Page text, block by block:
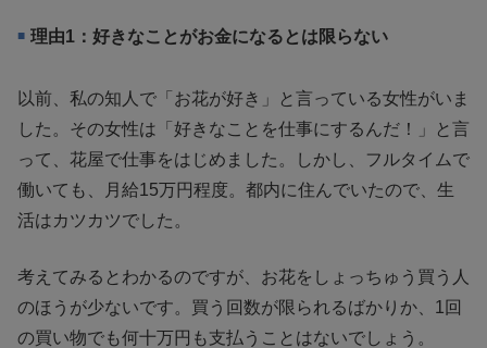
理由1：好きなことがお金になるとは限らない
以前、私の知人で「お花が好き」と言っている女性がいま
した。その女性は「好きなことを仕事にするんだ！」と言
って、花屋で仕事をはじめました。しかし、フルタイムで
働いても、月給15万円程度。都内に住んでいたので、生
活はカツカツでした。
考えてみるとわかるのですが、お花をしょっちゅう買う人
のほうが少ないです。買う回数が限られるばかりか、1回
の買い物でも何十万円も支払うことはないでしょう。